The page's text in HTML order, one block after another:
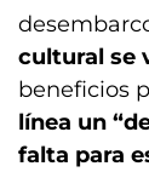
cultural se
beneficios
línea un
falta para